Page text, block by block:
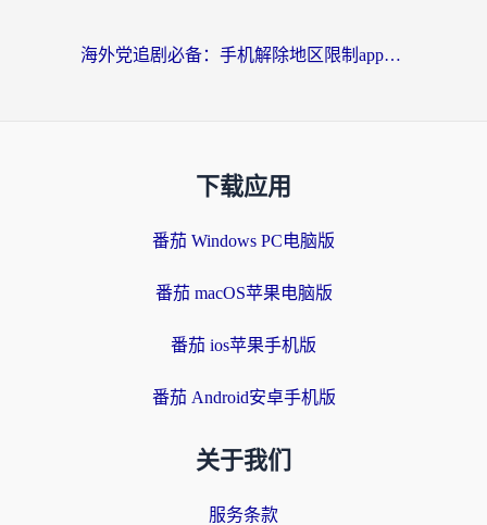
海外党追剧必备：手机解除地区限制app怎么选？解决央视视频&国内剧地区限制全指南
下载应用
番茄 Windows PC电脑版
番茄 macOS苹果电脑版
番茄 ios苹果手机版
番茄 Android安卓手机版
关于我们
服务条款